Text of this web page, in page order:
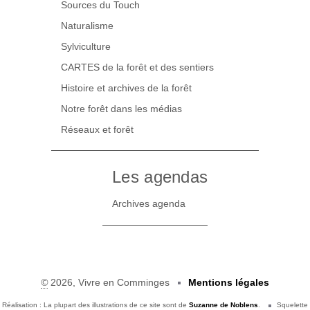
Sources du Touch
Naturalisme
Sylviculture
CARTES de la forêt et des sentiers
Histoire et archives de la forêt
Notre forêt dans les médias
Réseaux et forêt
Les agendas
Archives agenda
©2026, Vivre en Comminges Mentions légales
Réalisation : La plupart des illustrations de ce site sont deSuzanne de Noblens. Squelette